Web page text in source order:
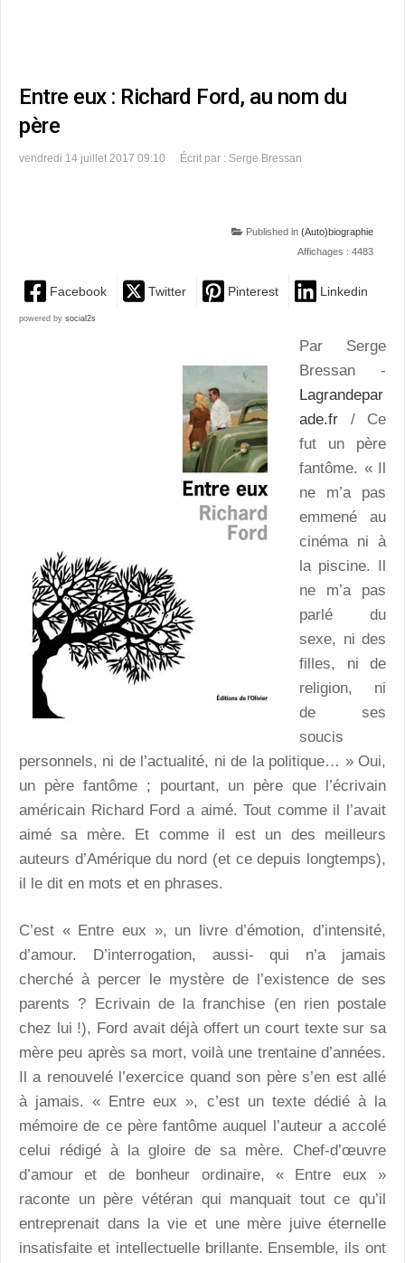
Entre eux : Richard Ford, au nom du
père
vendredi 14 juillet 2017 09:10 Écrit par : Serge Bressan
Published in (Auto)biographie
Affichages : 4483
Facebook Twitter Pinterest Linkedin
powered by social2s
Par Serge
Bressan -
Lagrandepar
ade.fr / Ce
fut un père
fantôme. « Il
ne m’a pas
emmené au
cinéma ni à
la piscine. Il
ne m’a pas
parlé du
sexe, ni des
filles, ni de
religion, ni
de ses
soucis
personnels, ni de l’actualité, ni de la politique… » Oui,
un père fantôme ; pourtant, un père que l’écrivain
américain Richard Ford a aimé. Tout comme il l’avait
aimé sa mère. Et comme il est un des meilleurs
auteurs d’Amérique du nord (et ce depuis longtemps),
il le dit en mots et en phrases.
C’est « Entre eux », un livre d’émotion, d’intensité,
d’amour. D’interrogation, aussi- qui n’a jamais
cherché à percer le mystère de l’existence de ses
parents ? Ecrivain de la franchise (en rien postale
chez lui !), Ford avait déjà offert un court texte sur sa
mère peu après sa mort, voilà une trentaine d’années.
Il a renouvelé l’exercice quand son père s’en est allé
à jamais. « Entre eux », c’est un texte dédié à la
mémoire de ce père fantôme auquel l’auteur a accolé
celui rédigé à la gloire de sa mère. Chef-d’œuvre
d’amour et de bonheur ordinaire, « Entre eux »
raconte un père vétéran qui manquait tout ce qu’il
entreprenait dans la vie et une mère juive éternelle
insatisfaite et intellectuelle brillante. Ensemble, ils ont